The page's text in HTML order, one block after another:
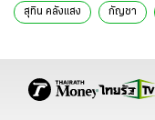
สุทิน คลังแสง กัญชา
ข่าววันนี้